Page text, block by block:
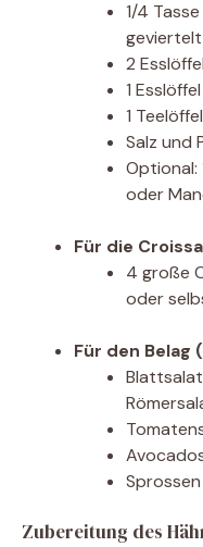
1/4
geviertelt
2
1
1
Salz und
Optional:
oder
Für die
4 große
oder
Für den Belag
Blattsalat
Sprossen
Zubereitung des